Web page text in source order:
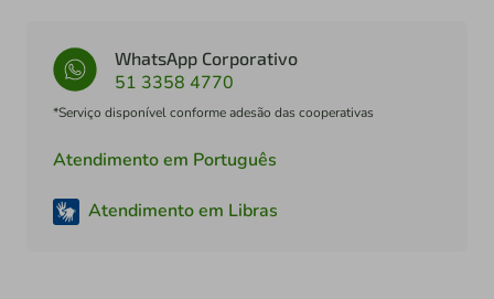
WhatsApp Corporativo
51 3358 4770
*Serviço disponível conforme adesão das cooperativas
Atendimento em Português
Atendimento em Libras